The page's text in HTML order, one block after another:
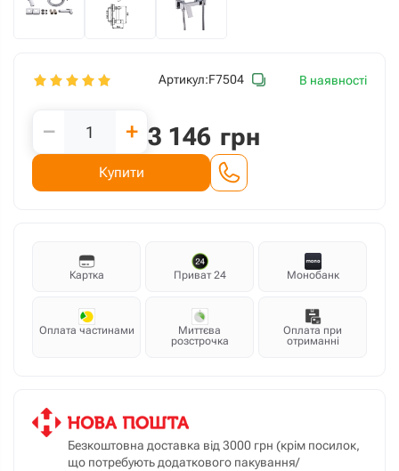
Артикул:F7504 В наявності
− + 3 146 грн
Купити
Картка Приват 24 Монобанк
Оплата частинами
Миттєва
розстрочка
Оплата при
отриманні
Безкоштовна доставка від 3000 грн (крім посилок,
що потребують додаткового пакування/